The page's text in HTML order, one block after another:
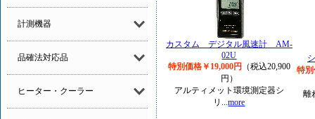
計測機器
品確法対応品
ヒーター・クーラー
カスタム デジタル風速計 AM-
02U
特別価格￥19,000円
（税込20,900
円）
アルティメット環境測定器シ
リ...more
特別
離